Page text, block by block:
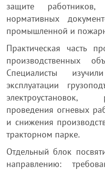
защите
нормативных
промышленной и
Практическая часть
производственных
Специалисты
эксплуатации
проведения огневых
и снижения
тракторном парке.
Отдельный блок
направлению: